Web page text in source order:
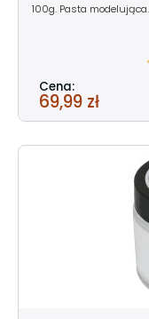
100g. Pasta
Cena:
69,99 zł